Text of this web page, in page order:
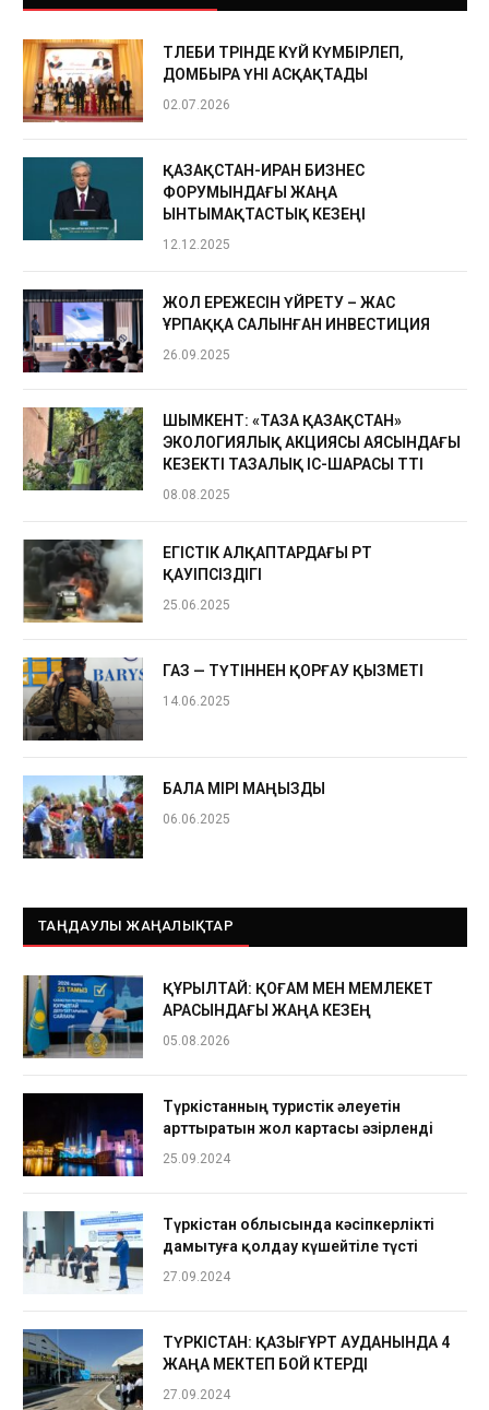
ТӨЛЕБИ ТӨРІНДЕ КҮЙ КҮМБІРЛЕП,
ДОМБЫРА ҮНІ АСҚАҚТАДЫ
02.07.2026
ҚАЗАҚСТАН-ИРАН БИЗНЕС
ФОРУМЫНДАҒЫ ЖАҢА
ЫНТЫМАҚТАСТЫҚ КЕЗЕҢІ
12.12.2025
ЖОЛ ЕРЕЖЕСІН ҮЙРЕТУ – ЖАС
ҰРПАҚҚА САЛЫНҒАН ИНВЕСТИЦИЯ
26.09.2025
ШЫМКЕНТ: «ТАЗА ҚАЗАҚСТАН»
ЭКОЛОГИЯЛЫҚ АКЦИЯСЫ АЯСЫНДАҒЫ
КЕЗЕКТІ ТАЗАЛЫҚ ІС-ШАРАСЫ ӨТТІ
08.08.2025
ЕГІСТІК АЛҚАПТАРДАҒЫ ӨРТ
ҚАУІПСІЗДІГІ
25.06.2025
ГАЗ — ТҮТІННЕН ҚОРҒАУ ҚЫЗМЕТІ
14.06.2025
БАЛА ӨМІРІ МАҢЫЗДЫ
06.06.2025
ТАҢДАУЛЫ ЖАҢАЛЫҚТАР
ҚҰРЫЛТАЙ: ҚОҒАМ МЕН МЕМЛЕКЕТ
АРАСЫНДАҒЫ ЖАҢА КЕЗЕҢ
05.08.2026
Түркістанның туристік әлеуетін
арттыратын жол картасы әзірленді
25.09.2024
Түркістан облысында кәсіпкерлікті
дамытуға қолдау күшейтіле түсті
27.09.2024
ТҮРКІСТАН: ҚАЗЫҒҰРТ АУДАНЫНДА 4
ЖАҢА МЕКТЕП БОЙ КӨТЕРДІ
27.09.2024